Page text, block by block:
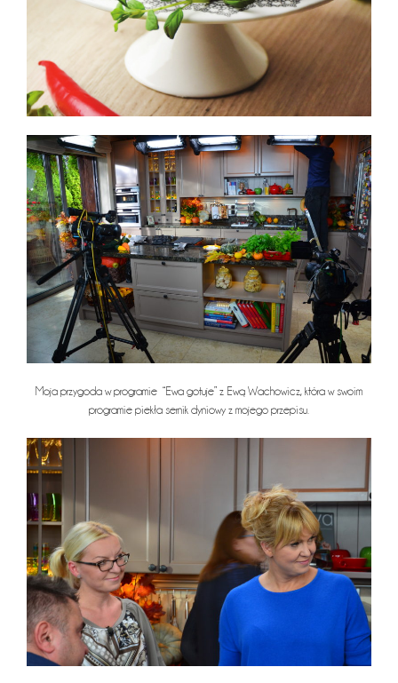
Moja przygoda w programie “Ewa gotuje” z Ewą Wachowicz, która w swoim
programie piekła sernik dyniowy z mojego przepisu.